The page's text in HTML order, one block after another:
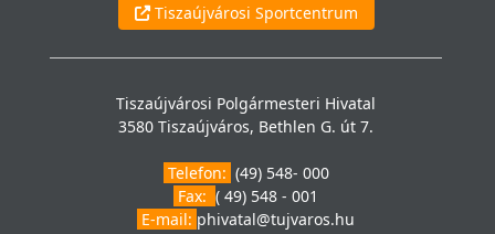
Tiszaújvárosi Sportcentrum
Tiszaújvárosi Polgármesteri Hivatal
3580 Tiszaújváros, Bethlen G. út 7.
Telefon: (49) 548- 000
Fax: ( 49) 548 - 001
E-mail: phivatal@tujvaros.hu